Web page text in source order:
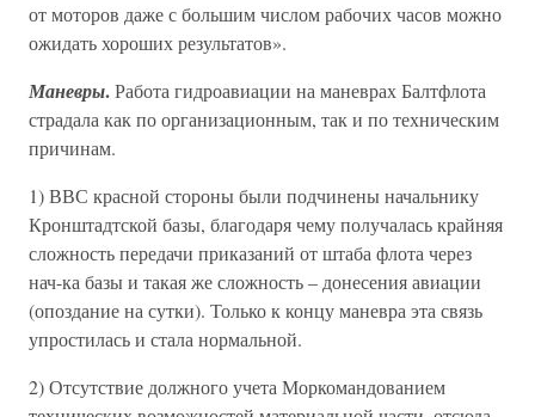
от моторов даже с большим числом рабочих часов можно
ожидать хороших результатов».
Маневры.Работа гидроавиации на маневрах Балтфлота
страдала как по организационным, так и по техническим
причинам.
1) ВВС красной стороны были подчинены начальнику
Кронштадтской базы, благодаря чему получалась крайняя
сложность передачи приказаний от штаба флота через
нач-ка базы и такая же сложность – донесения авиации
(опоздание на сутки). Только к концу маневра эта связь
упростилась и стала нормальной.
2) Отсутствие должного учета Моркомандованием